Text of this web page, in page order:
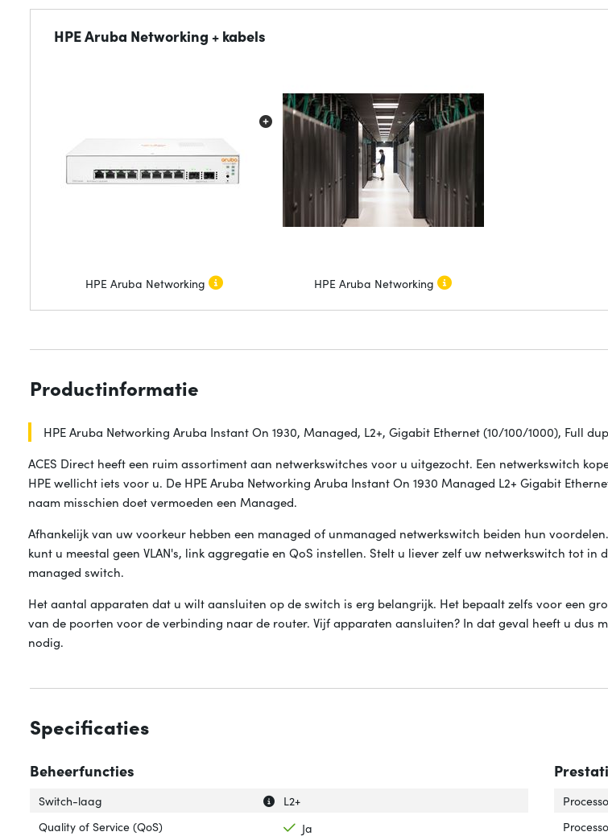
HPE Aruba Networking + kabels
HPE Aruba Networking HPE Aruba Networking
Productinformatie
HPE Aruba Networking Aruba Instant On 1930, Managed, L2+, Gigabit Ethernet (10/100/1000), Full
ACES Direct heeft een ruim assortiment aan netwerkswitches voor u uitgezocht. Een netwerkswitch
HPE wellicht iets voor u. De HPE Aruba Networking Aruba Instant On 1930 Managed L2+ Gigabit
naam misschien doet vermoeden een Managed.
Afhankelijk van uw voorkeur hebben een managed of unmanaged netwerkswitch beiden hun
kunt u meestal geen VLAN's, link aggregatie en QoS instellen. Stelt u liever zelf uw netwerkswitch tot in
managed switch.
Het aantal apparaten dat u wilt aansluiten op de switch is erg belangrijk. Het bepaalt zelfs voor een
van de poorten voor de verbinding naar de router. Vijf apparaten aansluiten? In dat geval heeft u dus
nodig.
Specificaties
Beheerfuncties
Uitleg over 'Switch-laag'
Verberg uitleg over 'Switch-laag'
Switch-laag
L2+
Quality of Service (QoS)
Ja